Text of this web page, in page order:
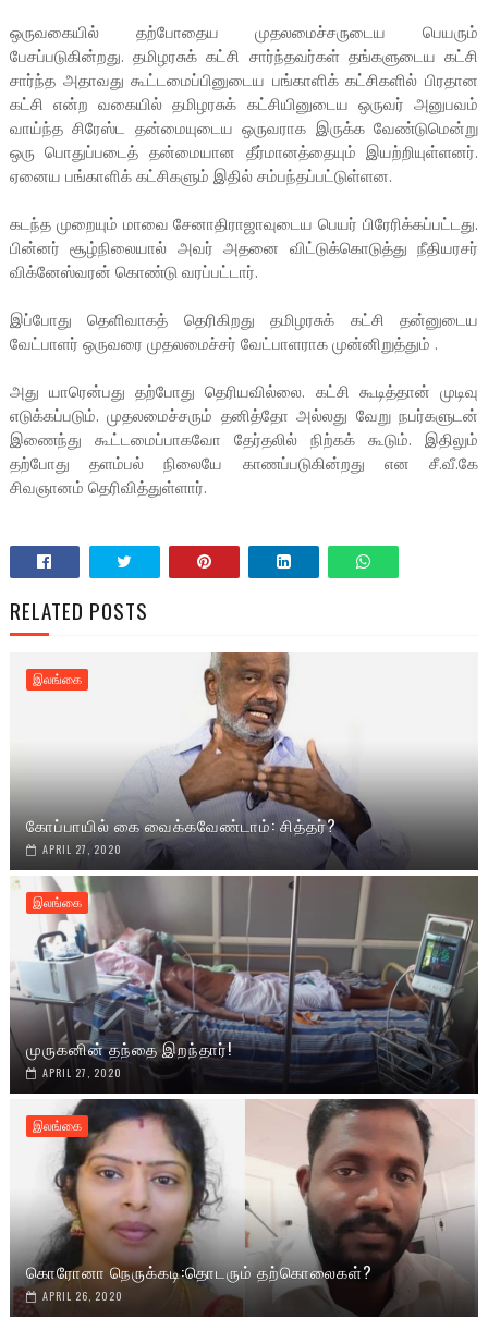
ஒருவகையில் தற்போதைய முதலமைச்சருடைய பெயரும்
பேசப்படுகின்றது. தமிழரசுக் கட்சி சார்ந்தவர்கள் தங்களுடைய கட்சி
சார்ந்த அதாவது கூட்டமைப்பினுடைய பங்காளிக் கட்சிகளில் பிரதான
கட்சி என்ற வகையில் தமிழரசுக் கட்சியினுடைய ஒருவர் அனுபவம்
வாய்ந்த சிரேஸ்ட தன்மையுடைய ஒருவராக இருக்க வேண்டுமென்று
ஒரு பொதுப்படைத் தன்மையான தீர்மானத்தையும் இயற்றியுள்ளனர்.
ஏனைய பங்காளிக் கட்சிகளும் இதில் சம்பந்தப்பட்டுள்ளன.
கடந்த முறையும் மாவை சேனாதிராஜாவுடைய பெயர் பிரேரிக்கப்பட்டது.
பின்னர் சூழ்நிலையால் அவர் அதனை விட்டுக்கொடுத்து நீதியரசர்
விக்னேஸ்வரன் கொண்டு வரப்பட்டார்.
இப்போது தெளிவாகத் தெரிகிறது தமிழரசுக் கட்சி தன்னுடைய
வேட்பாளர் ஒருவரை முதலமைச்சர் வேட்பாளராக முன்னிறுத்தும் .
அது யாரென்பது தற்போது தெரியவில்லை. கட்சி கூடித்தான் முடிவு
எடுக்கப்படும். முதலமைச்சரும் தனித்தோ அல்லது வேறு நபர்களுடன்
இணைந்து கூட்டமைப்பாகவோ தேர்தலில் நிற்கக் கூடும். இதிலும்
தற்போது தளம்பல் நிலையே காணப்படுகின்றது என சீ.வீ.கே
சிவஞானம் தெரிவித்துள்ளார்.
RELATED POSTS
இலங்கை
கோப்பாயில் கை வைக்கவேண்டாம்: சித்தர்?
APRIL 27, 2020
இலங்கை
முருகனின் தந்தை இறந்தார்!
APRIL 27, 2020
இலங்கை
கொரோனா நெருக்கடி:தொடரும் தற்கொலைகள்?
APRIL 26, 2020